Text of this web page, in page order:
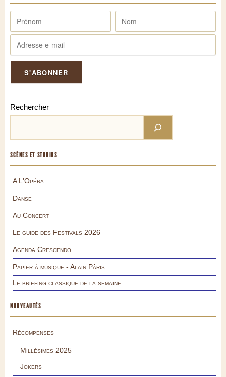
Rechercher
SCÈNES ET STUDIOS
A L'Opéra
Danse
Au Concert
Le guide des Festivals 2026
Agenda Crescendo
Papier à musique - Alain Pâris
Le briefing classique de la semaine
NOUVEAUTÉS
Récompenses
Millésimes 2025
Jokers